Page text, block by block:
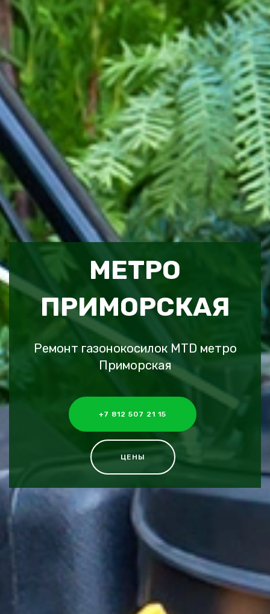
МЕТРО
ПРИМОРСКАЯ
Ремонт газонокосилок MTD метро
Приморская
+7 812 507 21 15
ЦЕНЫ